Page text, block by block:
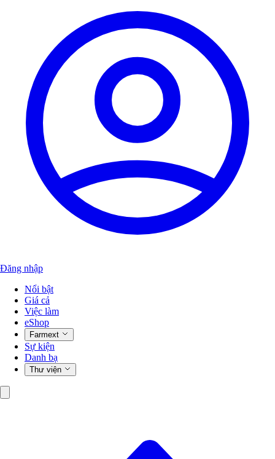
Đăng nhập
Nổi bật
Giá cả
Việc làm
eShop
Farmext
Sự kiện
Danh bạ
Thư viện